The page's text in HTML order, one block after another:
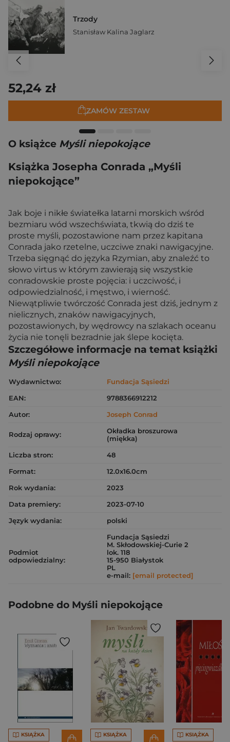
Trzody
Stanisław Kalina Jaglarz
52,24 zł
ZAMÓW ZESTAW
O książce Myśli niepokojące
Książka Josepha Conrada „Myśli
niepokojące”
Jak boje i nikłe światełka latarni morskich wśród
bezmiaru wód wszechświata, tkwią do dziś te
proste myśli, pozostawione nam przez kapitana
Conrada jako rzetelne, uczciwe znaki nawigacyjne.
Trzeba sięgnąć do języka Rzymian, aby znaleźć to
słowo virtus w którym zawierają się wszystkie
conradowskie proste pojęcia: i uczciwość, i
odpowiedzialność, i męstwo, i wierność.
Niewątpliwie twórczość Conrada jest dziś, jednym z
nielicznych, znaków nawigacyjnych,
pozostawionych, by wędrowcy na szlakach oceanu
życia nie tonęli bezradnie jak ślepe kocięta.
Szczegółowe informacje na temat książki
Myśli niepokojące
Wydawnictwo:
Fundacja Sąsiedzi
EAN:
9788366912212
Autor:
Joseph Conrad
Rodzaj oprawy:
Okładka broszurowa
(miękka)
Liczba stron:
48
Format:
12.0x16.0cm
Rok wydania:
2023
Data premiery:
2023-07-10
Język wydania:
polski
Podmiot
odpowiedzialny:
Fundacja Sąsiedzi
M. Skłodowskiej-Curie 2
lok. 118
15-950 Białystok
PL
e-mail: [email protected]
Podobne do Myśli niepokojące
KSIĄŻKA KSIĄŻKA KSIĄŻKA